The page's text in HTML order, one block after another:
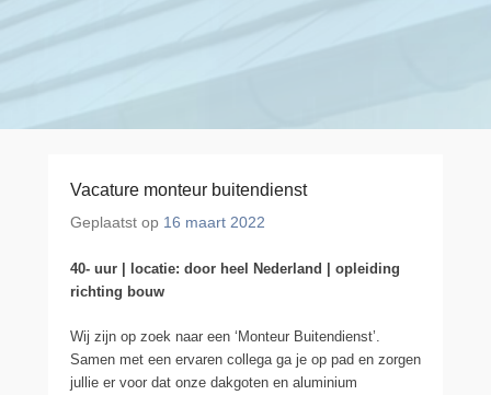
Vacature monteur buitendienst
Geplaatst op 16 maart 2022
40- uur | locatie: door heel Nederland | opleiding
richting bouw
Wij zijn op zoek naar een ‘Monteur Buitendienst’.
Samen met een ervaren collega ga je op pad en zorgen
jullie er voor dat onze dakgoten en aluminium